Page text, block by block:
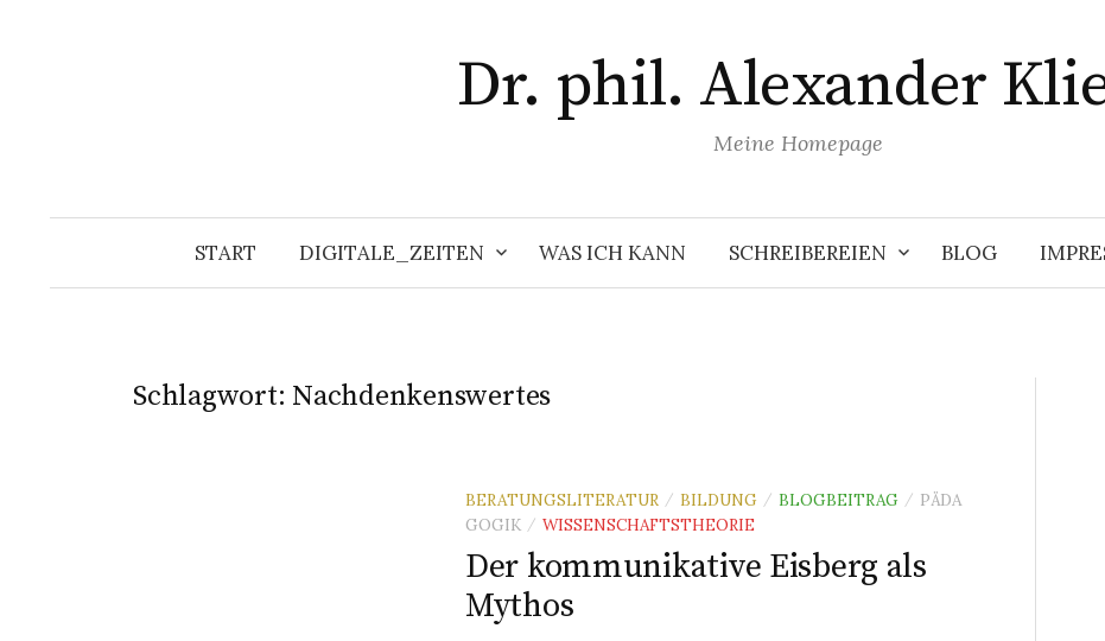
Dr. phil. Alexander
Meine Homepage
START DIGITALE_ZEITEN WAS ICH KANN SCHREIBEREIEN BLOG
Schlagwort: Nachdenkenswertes
BERATUNGSLITERATUR / BILDUNG / BLOGBEITRAG / PÄDA
GOGIK / WISSENSCHAFTSTHEORIE
Der kommunikative Eisberg als
Mythos